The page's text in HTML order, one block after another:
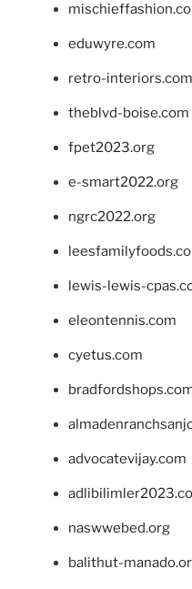
eduwyre.com
retro-interiors.com
theblvd-boise.com
fpet2023.org
e-smart2022.org
ngrc2022.org
lewis-lewis-
eleontennis.com
cyetus.com
advocatevijay.com
naswwebed.org
balithut-